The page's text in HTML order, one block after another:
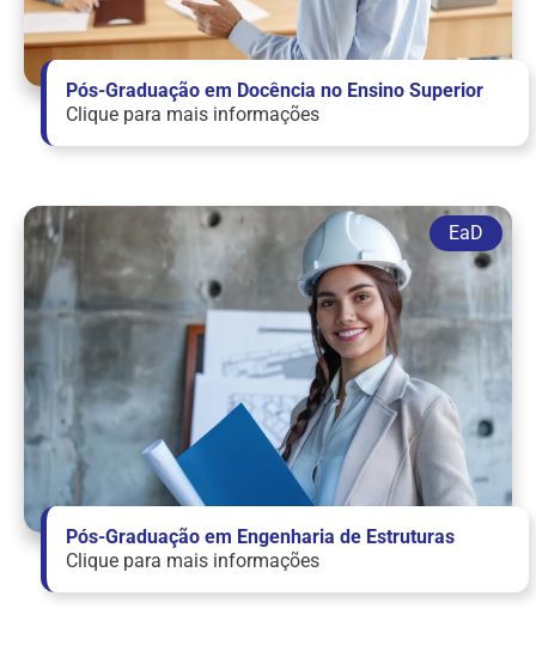
Pós-Graduação em Docência no Ensino Superior
Clique para mais informações
Pós-Graduação em Engenharia de Estruturas
Clique para mais informações